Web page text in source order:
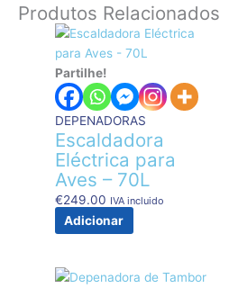
Produtos Relacionados
Partilhe!
DEPENADORAS
Escaldadora
Eléctrica para
Aves – 70L
€249.00 IVA incluido
Adicionar